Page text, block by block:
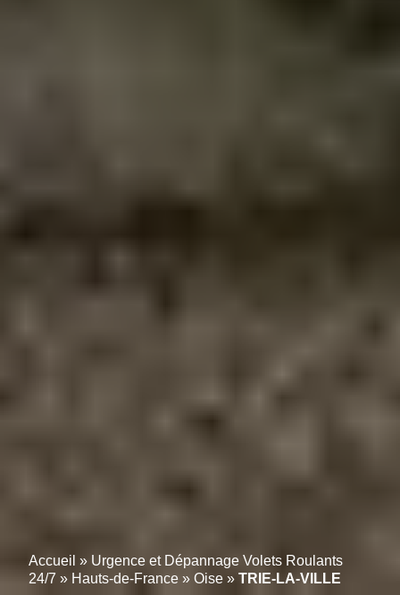
Accueil » Urgence et Dépannage Volets Roulants
24/7 » Hauts-de-France » Oise » TRIE-LA-VILLE